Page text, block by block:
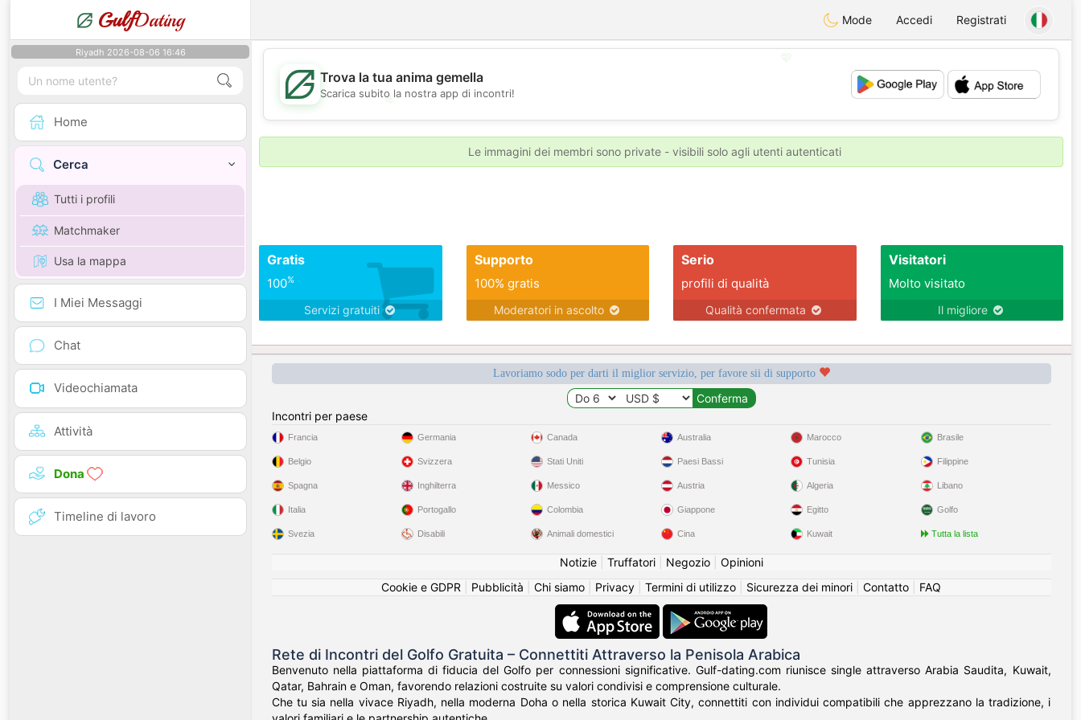
GulfDating Mode Accedi Registrati
Riyadh 2026-08-06 16:46
Home
Cerca
Tutti i profili
Matchmaker
Usa la mappa
I Miei Messaggi
Chat
Videochiamata
Attività
Dona
Timeline di lavoro
💖
💕
💕
Trova la tua anima gemella
Scarica subito la nostra app di incontri!
Le immagini dei membri sono private - visibili solo agli utenti autenticati
Gratis
100%
Servizi gratuiti
Supporto
100% gratis
Moderatori in ascolto
Serio
profili di qualità
Qualità confermata
Visitatori
Molto visitato
Il migliore
Lavoriamo sodo per darti il miglior servizio, per favore sii di supporto
Incontri per paese
Francia
Belgio
Spagna
Italia
Svezia
Germania
Svizzera
Inghilterra
Portogallo
Disabili
Canada
Stati Uniti
Messico
Colombia
Animali domestici
Australia
Paesi Bassi
Austria
Giappone
Cina
Marocco
Tunisia
Algeria
Egitto
Kuwait
Brasile
Filippine
Libano
Golfo
Tutta la lista
Notizie| Truffatori| Negozio| Opinioni
Cookie e GDPR
Pubblicità Chi siamo Privacy Termini di utilizzo Sicurezza dei minori Contatto FAQ
Rete di Incontri del Golfo Gratuita – Connettiti Attraverso la Penisola Arabica
Benvenuto nella piattaforma di fiducia del Golfo per connessioni significative. Gulf-dating.com riunisce single attraverso Arabia Saudita, Kuwait,
Qatar, Bahrain e Oman, favorendo relazioni costruite su valori condivisi e comprensione culturale.
Che tu sia nella vivace Riyadh, nella moderna Doha o nella storica Kuwait City, connettiti con individui compatibili che apprezzano la tradizione, i